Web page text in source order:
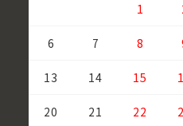
1
6 7 8
13 14 15
20 21 22